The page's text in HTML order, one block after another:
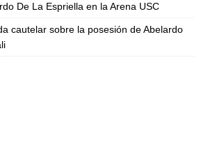
De La Espriella en la Arena USC
cautelar sobre la posesión de Abelardo